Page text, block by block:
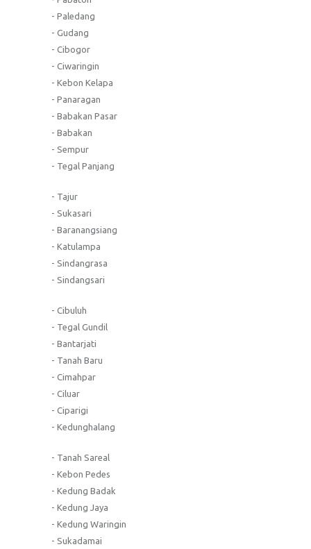
- Paledang
- Gudang
- Cibogor
- Ciwaringin
- Kebon Kelapa
- Panaragan
- Babakan Pasar
- Babakan
- Sempur
- Tegal Panjang
- Tajur
- Sukasari
- Baranangsiang
- Katulampa
- Sindangrasa
- Sindangsari
- Cibuluh
- Tegal Gundil
- Bantarjati
- Tanah Baru
- Cimahpar
- Ciluar
- Ciparigi
- Kedunghalang
- Tanah Sareal
- Kebon Pedes
- Kedung Badak
- Kedung Jaya
- Kedung Waringin
- Sukadamai